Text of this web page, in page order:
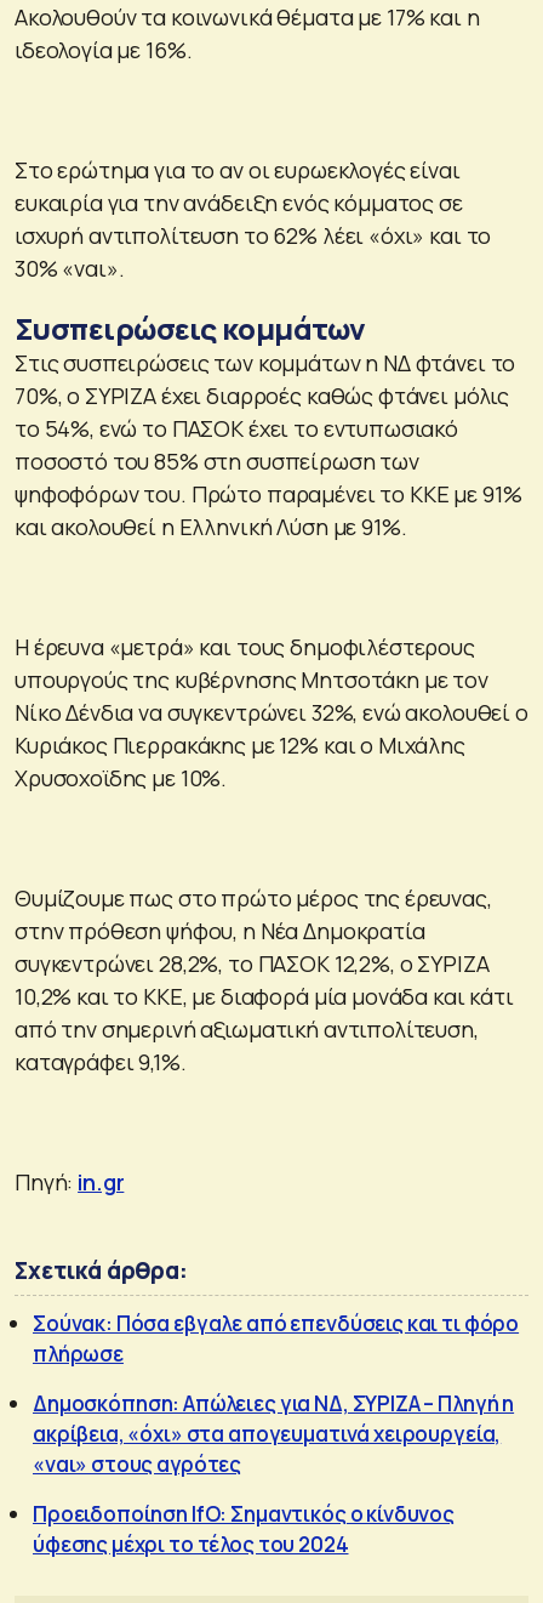
Ακολουθούν τα κοινωνικά θέματα με 17% και η
ιδεολογία με 16%.
Στο ερώτημα για το αν οι ευρωεκλογές είναι
ευκαιρία για την ανάδειξη ενός κόμματος σε
ισχυρή αντιπολίτευση το 62% λέει «όχι» και το
30% «ναι».
Συσπειρώσεις κομμάτων
Στις συσπειρώσεις των κομμάτων η ΝΔ φτάνει το
70%, ο ΣΥΡΙΖΑ έχει διαρροές καθώς φτάνει μόλις
το 54%, ενώ το ΠΑΣΟΚ έχει το εντυπωσιακό
ποσοστό του 85% στη συσπείρωση των
ψηφοφόρων του. Πρώτο παραμένει το ΚΚΕ με 91%
και ακολουθεί η Ελληνική Λύση με 91%.
Η έρευνα «μετρά» και τους δημοφιλέστερους
υπουργούς της κυβέρνησης Μητσοτάκη με τον
Νίκο Δένδια να συγκεντρώνει 32%, ενώ ακολουθεί ο
Κυριάκος Πιερρακάκης με 12% και ο Μιχάλης
Χρυσοχοϊδης με 10%.
Θυμίζουμε πως στο πρώτο μέρος της έρευνας,
στην πρόθεση ψήφου, η Νέα Δημοκρατία
συγκεντρώνει 28,2%, το ΠΑΣΟΚ 12,2%, ο ΣΥΡΙΖΑ
10,2% και το ΚΚΕ, με διαφορά μία μονάδα και κάτι
από την σημερινή αξιωματική αντιπολίτευση,
καταγράφει 9,1%.
Πηγή: in.gr
Σχετικά άρθρα:
Σούνακ: Πόσα εβγαλε από επενδύσεις και τι φόρο
πλήρωσε
Δημοσκόπηση: Απώλειες για ΝΔ, ΣΥΡΙΖΑ – Πληγή η
ακρίβεια, «όχι» στα απογευματινά χειρουργεία,
«ναι» στους αγρότες
Προειδοποίηση IfO: Σημαντικός ο κίνδυνος
ύφεσης μέχρι το τέλος του 2024